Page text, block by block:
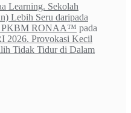
Learning. Sekolah
Lebih Seru daripada
PKBM RONAA™ pada
Provokasi Kecil
Tidak Tidur di Dalam